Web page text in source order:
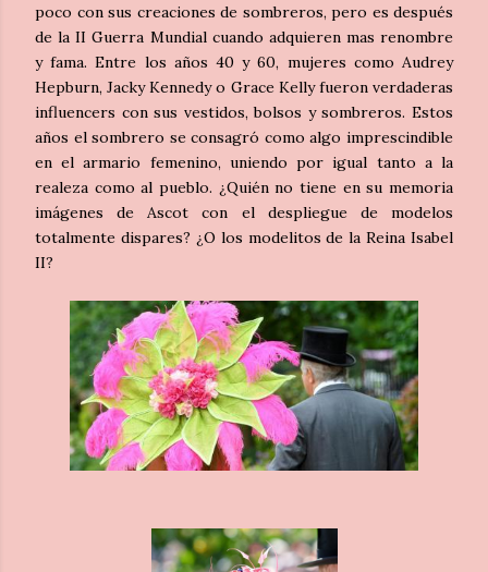
poco con sus creaciones de sombreros, pero es después
de la II Guerra Mundial cuando adquieren mas renombre
y fama. Entre los años 40 y 60, mujeres como Audrey
Hepburn, Jacky Kennedy o Grace Kelly fueron verdaderas
influencers con sus vestidos, bolsos y sombreros. Estos
años el sombrero se consagró como algo imprescindible
en el armario femenino, uniendo por igual tanto a la
realeza como al pueblo. ¿Quién no tiene en su memoria
imágenes de Ascot con el despliegue de modelos
totalmente dispares? ¿O los modelitos de la Reina Isabel
II?